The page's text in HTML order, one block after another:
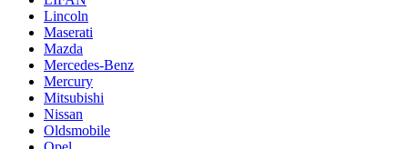
Lincoln
Maserati
Mazda
Mercedes-Benz
Mercury
Mitsubishi
Nissan
Oldsmobile